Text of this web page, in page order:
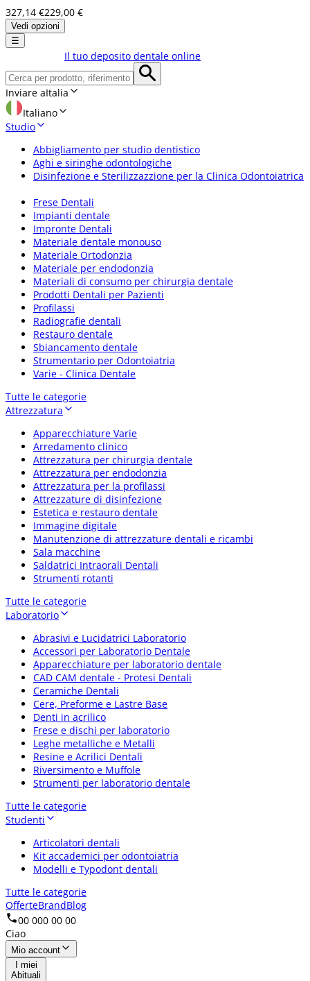
327,14 €229,00 €
Vedi opzioni
☰
Il tuo deposito dentale online
Inviare aItalia
Italiano
Studio
Abbigliamento per studio dentistico
Aghi e siringhe odontologiche
Disinfezione e Sterilizzazzione per la Clinica Odontoiatrica
Frese Dentali
Impianti dentale
Impronte Dentali
Materiale dentale monouso
Materiale Ortodonzia
Materiale per endodonzia
Materiali di consumo per chirurgia dentale
Prodotti Dentali per Pazienti
Profilassi
Radiografie dentali
Restauro dentale
Sbiancamento dentale
Strumentario per Odontoiatria
Varie - Clinica Dentale
Tutte le categorie
Attrezzatura
Apparecchiature Varie
Arredamento clinico
Attrezzatura per chirurgia dentale
Attrezzatura per endodonzia
Attrezzatura per la profilassi
Attrezzature di disinfezione
Estetica e restauro dentale
Immagine digitale
Manutenzione di attrezzature dentali e ricambi
Sala macchine
Saldatrici Intraorali Dentali
Strumenti rotanti
Tutte le categorie
Laboratorio
Abrasivi e Lucidatrici Laboratorio
Accessori per Laboratorio Dentale
Apparecchiature per laboratorio dentale
CAD CAM dentale - Protesi Dentali
Ceramiche Dentali
Cere, Preforme e Lastre Base
Denti in acrilico
Frese e dischi per laboratorio
Leghe metalliche e Metalli
Resine e Acrilici Dentali
Riversimento e Muffole
Strumenti per laboratorio dentale
Tutte le categorie
Studenti
Articolatori dentali
Kit accademici per odontoiatria
Modelli e Typodont dentali
Tutte le categorie
OfferteBrandBlog
00 000 00 00
Ciao
Mio account
I miei
Abituali